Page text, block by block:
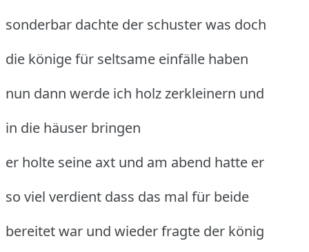
sonderbar dachte der schuster was doch
die könige für seltsame einfälle haben
nun dann werde ich holz zerkleinern und
in die häuser bringen
er holte seine axt und am abend hatte er
so viel verdient dass das mal für beide
bereitet war und wieder fragte der könig